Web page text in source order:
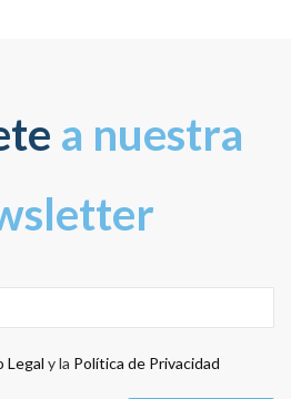
a nuestra
Legal y la Política de Privacidad